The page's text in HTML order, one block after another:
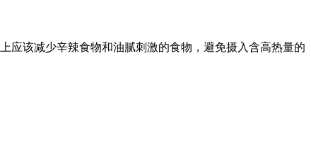
应该减少辛辣食物和油腻刺激的食物，避免摄入含高热量的